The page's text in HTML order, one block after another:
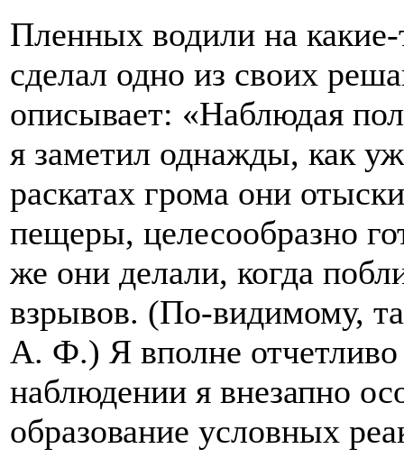
Пленных водили на
сделал одно из своих
описывает: «Наблюдая
я заметил однажды, как
раскатах грома они
пещеры, целесообразно
же они делали, когда
взрывов. (По-видимому,
А. Ф.) Я вполне
наблюдении я внезапно
образование условных